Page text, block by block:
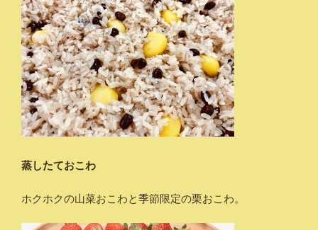
蒸したておこわ
ホクホクの山菜おこわと季節限定の栗おこわ。